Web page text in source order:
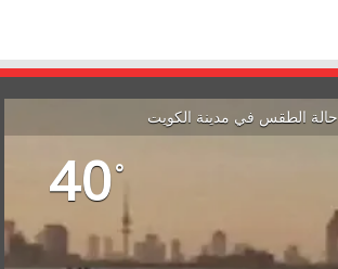
حالة الطقس في مدينة الكويت
40°